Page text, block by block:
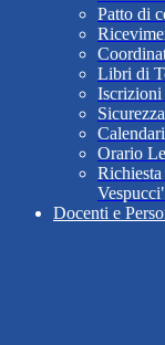
Patto di
Libri di
Orario
Docenti e